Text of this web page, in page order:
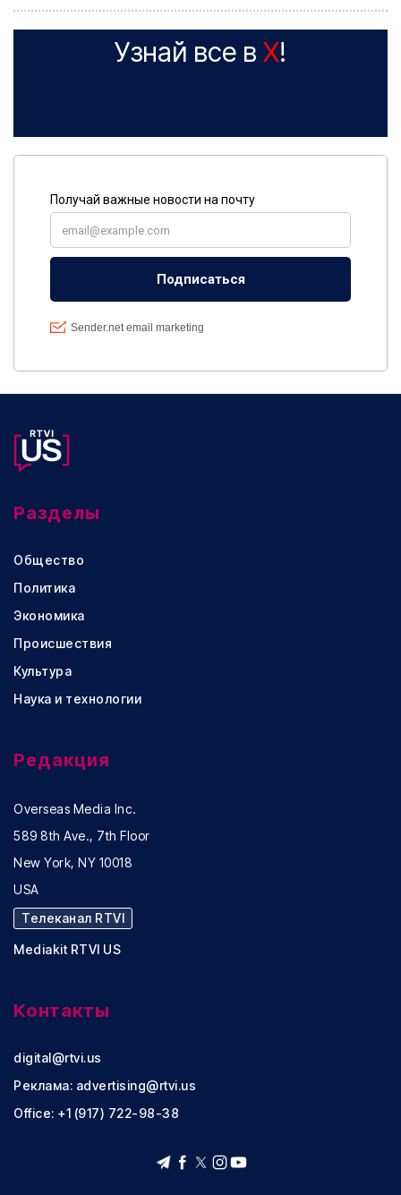
Узнай все в X!
Разделы
Общество
Политика
Экономика
Происшествия
Культура
Наука и технологии
Редакция
Overseas Media Inc.
589 8th Ave., 7th Floor
New York, NY 10018
USA
Телеканал RTVI
Mediakit RTVI US
Контакты
digital@rtvi.us
Реклама: advertising@rtvi.us
Office: +1 (917) 722-98-38